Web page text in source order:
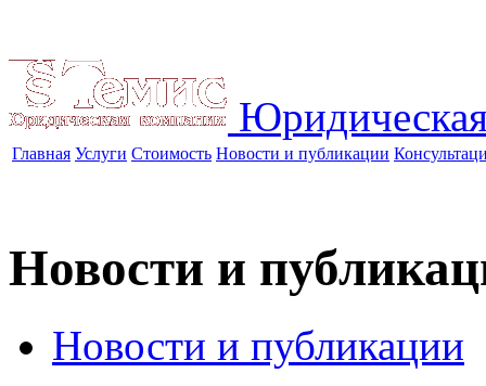
Главная Услуги Стоимость Новости и публикации
Новости и
Новости и публикации